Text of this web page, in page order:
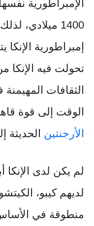
الإمبراطورية
1400 ميلادي،
إمبراطورية
تحولت فيه الإنكا
الثقافات
الوقت إلى قوة
الأرجنتين الحديثة
لم يكن لدى الإنكا
لديهم كيبو،
منطوقة في